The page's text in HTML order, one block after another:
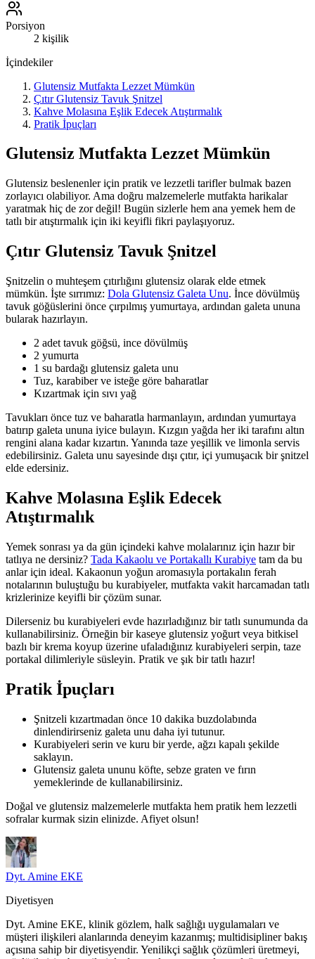
Porsiyon
2 kişilik
İçindekiler
Glutensiz Mutfakta Lezzet Mümkün
Çıtır Glutensiz Tavuk Şnitzel
Kahve Molasına Eşlik Edecek Atıştırmalık
Pratik İpuçları
Glutensiz Mutfakta Lezzet Mümkün
Glutensiz beslenenler için pratik ve lezzetli tarifler bulmak bazen
zorlayıcı olabiliyor. Ama doğru malzemelerle mutfakta harikalar
yaratmak hiç de zor değil! Bugün sizlerle hem ana yemek hem de
tatlı bir atıştırmalık için iki keyifli fikri paylaşıyoruz.
Çıtır Glutensiz Tavuk Şnitzel
Şnitzelin o muhteşem çıtırlığını glutensiz olarak elde etmek
mümkün. İşte sırrımız: Dola Glutensiz Galeta Unu. İnce dövülmüş
tavuk göğüslerini önce çırpılmış yumurtaya, ardından galeta ununa
bularak hazırlayın.
2 adet tavuk göğsü, ince dövülmüş
2 yumurta
1 su bardağı glutensiz galeta unu
Tuz, karabiber ve isteğe göre baharatlar
Kızartmak için sıvı yağ
Tavukları önce tuz ve baharatla harmanlayın, ardından yumurtaya
batırıp galeta ununa iyice bulayın. Kızgın yağda her iki tarafını altın
rengini alana kadar kızartın. Yanında taze yeşillik ve limonla servis
edebilirsiniz. Galeta unu sayesinde dışı çıtır, içi yumuşacık bir şnitzel
elde edersiniz.
Kahve Molasına Eşlik Edecek
Atıştırmalık
Yemek sonrası ya da gün içindeki kahve molalarınız için hazır bir
tatlıya ne dersiniz? Tada Kakaolu ve Portakallı Kurabiye tam da bu
anlar için ideal. Kakaonun yoğun aromasıyla portakalın ferah
notalarının buluştuğu bu kurabiyeler, mutfakta vakit harcamadan tatlı
krizlerinize keyifli bir çözüm sunar.
Dilerseniz bu kurabiyeleri evde hazırladığınız bir tatlı sunumunda da
kullanabilirsiniz. Örneğin bir kaseye glutensiz yoğurt veya bitkisel
bazlı bir krema koyup üzerine ufaladığınız kurabiyeleri serpin, taze
portakal dilimleriyle süsleyin. Pratik ve şık bir tatlı hazır!
Pratik İpuçları
Şnitzeli kızartmadan önce 10 dakika buzdolabında
dinlendirirseniz galeta unu daha iyi tutunur.
Kurabiyeleri serin ve kuru bir yerde, ağzı kapalı şekilde
saklayın.
Glutensiz galeta ununu köfte, sebze graten ve fırın
yemeklerinde de kullanabilirsiniz.
Doğal ve glutensiz malzemelerle mutfakta hem pratik hem lezzetli
sofralar kurmak sizin elinizde. Afiyet olsun!
Dyt. Amine EKE
Diyetisyen
Dyt. Amine EKE, klinik gözlem, halk sağlığı uygulamaları ve
müşteri ilişkileri alanlarında deneyim kazanmış; multidisipliner bakış
açısına sahip bir diyetisyendir. Yenilikçi sağlık çözümleri üretmeyi,